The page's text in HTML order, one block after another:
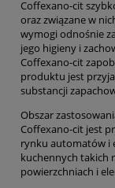
Coffexano-cit
oraz związane w
wymogi odnośnie
jego higieny i
Coffexano-cit
produktu jest
substancji
Obszar
Coffexano-cit jest
rynku automatów i
kuchennych takich
powierzchniach i